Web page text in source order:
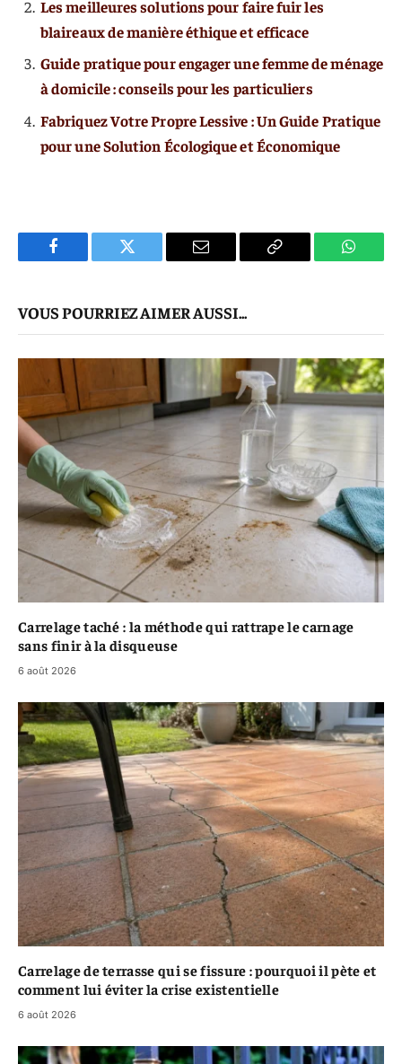
Les meilleures solutions pour faire fuir les
blaireaux de manière éthique et efficace
Guide pratique pour engager une femme de ménage
à domicile : conseils pour les particuliers
Fabriquez Votre Propre Lessive : Un Guide Pratique
pour une Solution Écologique et Économique
Facebook Twitter
E-
Copier
VOUS POURRIEZ AIMER AUSSI...
Carrelage taché : la méthode qui rattrape le carnage
sans finir à la disqueuse
6 août 2026
Carrelage de terrasse qui se fissure : pourquoi il pète et
comment lui éviter la crise existentielle
6 août 2026